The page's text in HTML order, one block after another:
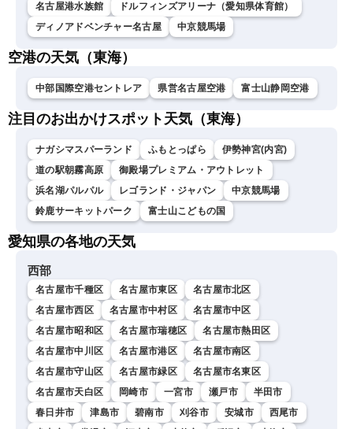
名古屋港水族館
ドルフィンズアリーナ（愛知県体育館）
ディノアドベンチャー名古屋
中京競馬場
空港の天気（東海）
中部国際空港セントレア 県営名古屋空港 富士山静岡空港
注目のお出かけスポット天気（東海）
ナガシマスパーランド ふもとっぱら
伊勢神宮(内宮)
道の駅朝霧高原
御殿場プレミアム・アウトレット
浜名湖パルパル
レゴランド・ジャパン
中京競馬場
鈴鹿サーキットパーク
富士山こどもの国
愛知県の各地の天気
西部
名古屋市千種区 名古屋市東区
名古屋市北区
名古屋市西区
名古屋市中村区
名古屋市中区
名古屋市昭和区
名古屋市瑞穂区
名古屋市熱田区
名古屋市中川区
名古屋市港区
名古屋市南区
名古屋市守山区
名古屋市緑区
名古屋市名東区
名古屋市天白区
岡崎市 一宮市 瀬戸市
半田市
春日井市
津島市 碧南市 刈谷市 安城市
西尾市